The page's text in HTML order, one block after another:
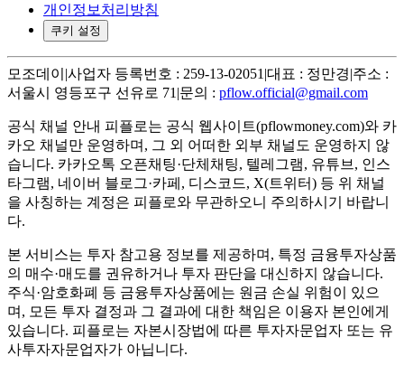
개인정보처리방침
쿠키 설정
모조데이 |사업자 등록번호 : 259-13-02051|대표 : 정만경|주소 :
서울시 영등포구 선유로 71|문의 : pflow.official@gmail.com
공식 채널 안내 피플로는 공식 웹사이트(pflowmoney.com)와 카
카오 채널만 운영하며, 그 외 어떠한 외부 채널도 운영하지 않
습니다. 카카오톡 오픈채팅·단체채팅, 텔레그램, 유튜브, 인스
타그램, 네이버 블로그·카페, 디스코드, X(트위터) 등 위 채널
을 사칭하는 계정은 피플로와 무관하오니 주의하시기 바랍니
다.
본 서비스는 투자 참고용 정보를 제공하며, 특정 금융투자상품
의 매수·매도를 권유하거나 투자 판단을 대신하지 않습니다.
주식·암호화폐 등 금융투자상품에는 원금 손실 위험이 있으
며, 모든 투자 결정과 그 결과에 대한 책임은 이용자 본인에게
있습니다. 피플로는 자본시장법에 따른 투자자문업자 또는 유
사투자자문업자가 아닙니다.